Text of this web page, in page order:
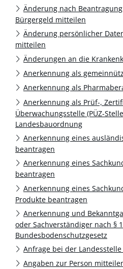
Änderung nach
Bürgergeld mitteilen
Änderung persönlicher
mitteilen
Änderungen an die
Anerkennung als
Anerkennung als
Anerkennung als Prüf-,
Überwachungsstelle (PÜZ-
Landesbauordnung
Anerkennung eines
beantragen
Anerkennung eines
beantragen
Anerkennung eines
Produkte beantragen
Anerkennung und
oder Sachverständiger nach §
Bundesbodenschutzgesetz
Anfrage bei der
Angaben zur Person